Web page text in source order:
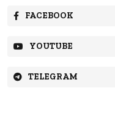
FACEBOOK
YOUTUBE
TELEGRAM